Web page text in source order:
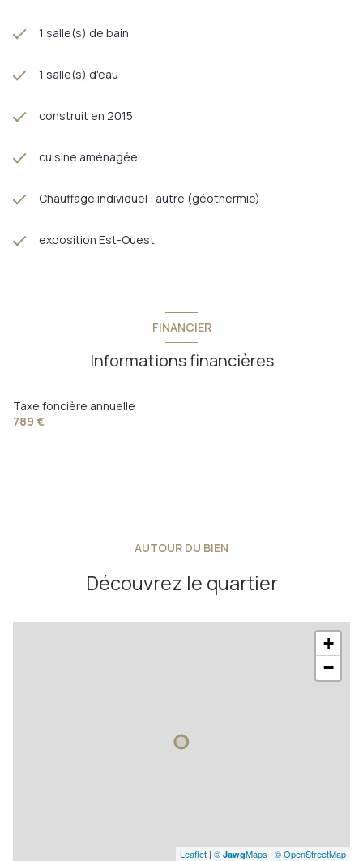
1 salle(s) de bain
1 salle(s) d'eau
construit en 2015
cuisine aménagée
Chauffage individuel : autre (géothermie)
exposition Est-Ouest
FINANCIER
Informations financières
Taxe foncière annuelle
789 €
AUTOUR DU BIEN
Découvrez le quartier
+
−
Leaflet | © JawgMaps | © OpenStreetMap